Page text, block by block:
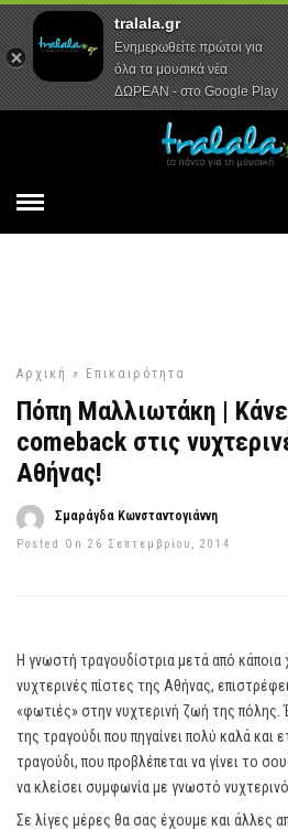
Αρχική Συνεντεύξεις
Αρχική » Επικαιρότητα
Πόπη Μαλλιωτάκη |
comeback στις
Αθήνας!
Σμαράγδα Κωνσταντογιάννη
Posted On 26 Σεπτεμβρίου, 2014
Η γνωστή τραγουδίστρια μετά από κάποια
νυχτερινές πίστες της Αθήνας,
«φωτιές» στην νυχτερινή ζωή της πόλης.
της τραγούδι που πηγαίνει πολύ καλά και
τραγούδι, που προβλέπεται να γίνει το
να κλείσει συμφωνία με γνωστό
Σε λίγες μέρες θα σας έχουμε και άλλες
tralala.gr
Ενημερωθείτε πρώτοι για
όλα τα μουσικά νέα
ΔΩΡΕΑΝ - στο Google Play